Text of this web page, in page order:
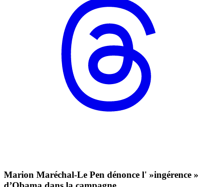
Marion Maréchal-Le Pen dénonce l' »ingérence »